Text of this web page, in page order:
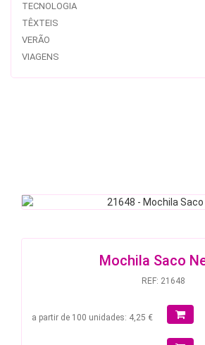
TECNOLOGIA
TÊXTEIS
VERÃO
VIAGENS
Mochila Saco
REF: 21648
a partir de 100 unidades: 4,25 €